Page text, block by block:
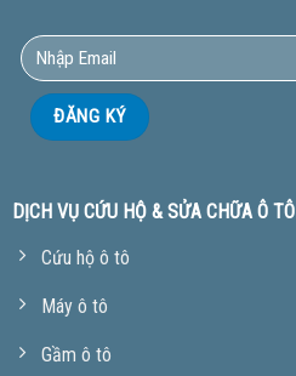
DỊCH VỤ CỨU HỘ & SỬA CHỮA Ô TÔ
Cứu hộ ô tô
Máy ô tô
Gầm ô tô